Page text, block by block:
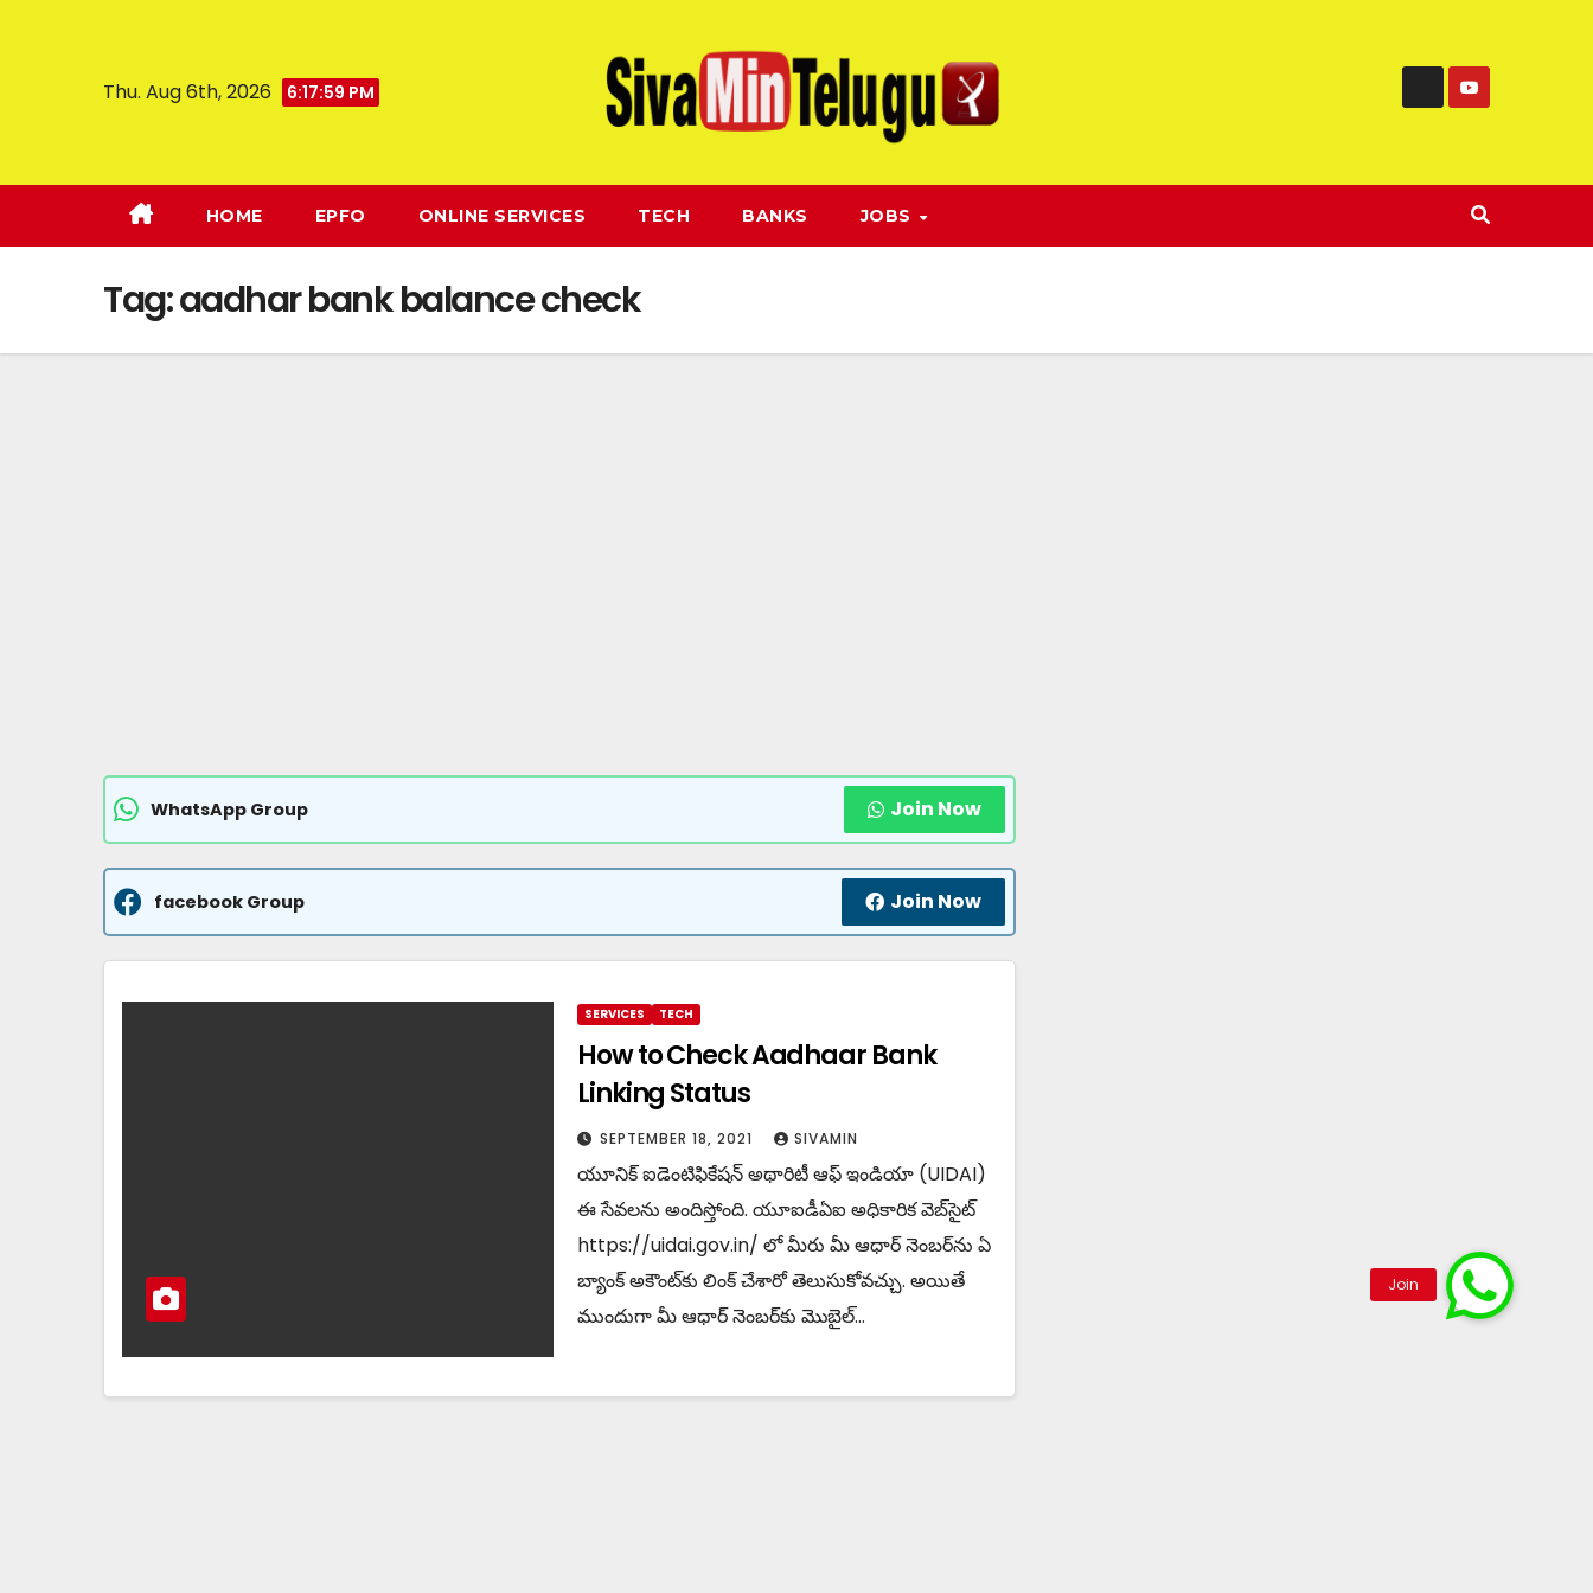
Thu. Aug 6th, 2026 6:17:59 PM
HOME EPFO ONLINE SERVICES TECH BANKS JOBS
Tag:aadhar bank balance check
WhatsApp Group Join Now
facebook Group Join Now
SERVICES TECH
How to Check Aadhaar Bank
Linking Status
SEPTEMBER 18, 2021 SIVAMIN
యూనిక్ ఐడెంటిఫికేషన్ అథారిటీ ఆఫ్ ఇండియా (UIDAI)
ఈ సేవలను అందిస్తోంది. యూఐడీఏఐ అధికారిక వెబ్‌సైట్
https://uidai.gov.in/ లో మీరు మీ ఆధార్ నెంబర్‌ను ఏ
బ్యాంక్ అకౌంట్‌కు లింక్ చేశారో తెలుసుకోవచ్చు. అయితే
ముందుగా మీ ఆధార్ నెంబర్‌కు మొబైల్…